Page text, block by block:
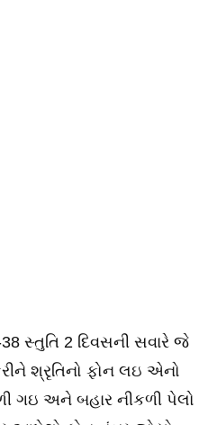
સ્તુતિ 2 દિવસની સવારે જે
શ્રૃતિનો ફોન લઇ એનો
ગઇ અને બહાર નીકળી પેલો